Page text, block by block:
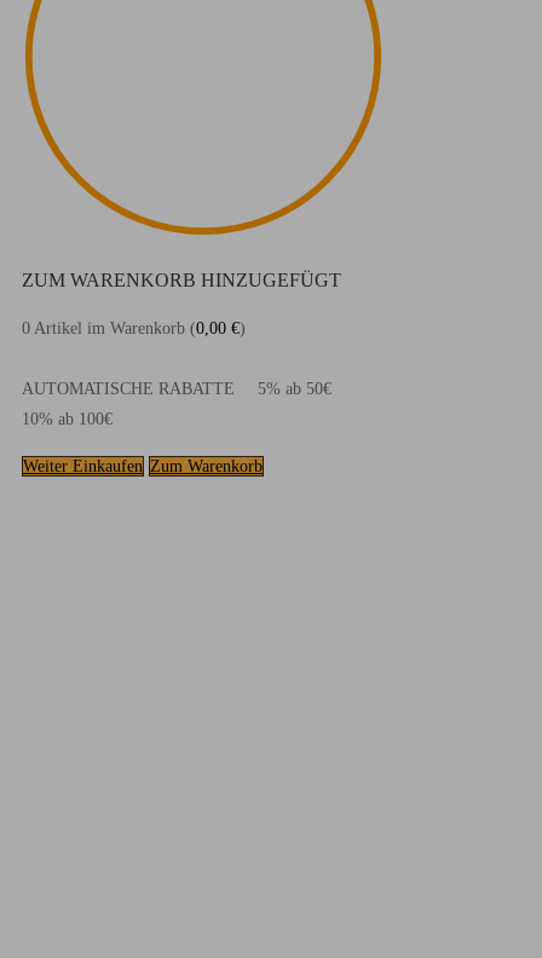
ZUM WARENKORB HINZUGEFÜGT
0 Artikel im Warenkorb (0,00 €)
AUTOMATISCHE RABATTE
5% ab 50€
10% ab 100€
Weiter Einkaufen Zum Warenkorb